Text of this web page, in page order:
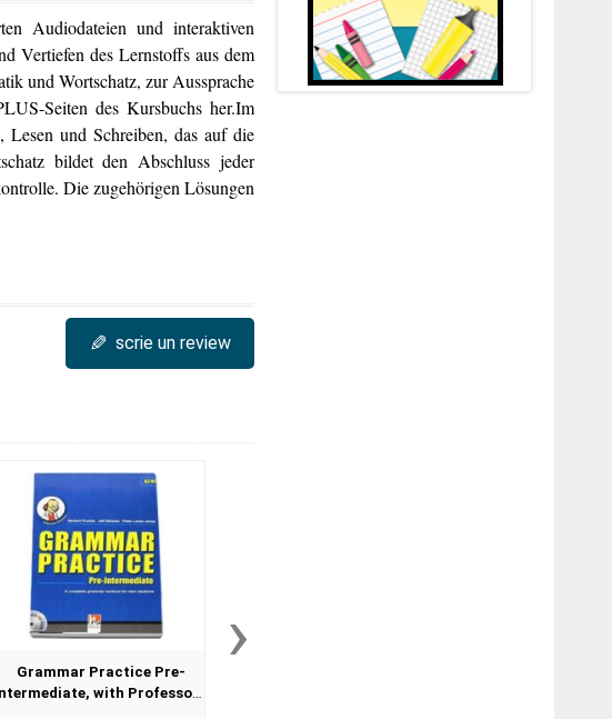
Audiodateien und interaktiven
Vertiefen des Lernstoffs aus dem
und Wortschatz, zur Aussprache
Seiten des Kursbuchs her.Im
und Schreiben, das auf die
bildet den Abschluss jeder
Die zugehörigen Lösungen
✎ scrie un review
Grammar Practice Pre-
with Professor
›